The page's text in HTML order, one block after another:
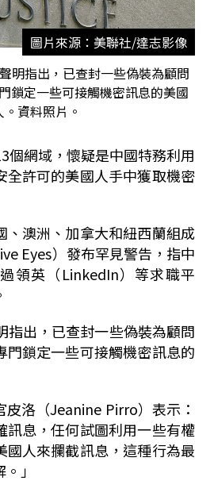
圖片來源：美聯社/達志影像
明指出，已查封一些偽裝為顧問
鎖定一些可接觸機密訊息的美國
。資料照片。
個網域，懷疑是中國特務利用
全許可的美國人手中獲取機密
、澳洲、加拿大和紐西蘭組成
Eyes）發布罕見警告，指中
領英（LinkedIn）等求職平
指出，已查封一些偽裝為顧問
門鎖定一些可接觸機密訊息的
洛（Jeanine Pirro）表示：
訊息，任何試圖利用一些有權
國人來攔截訊息，這種行為最
」